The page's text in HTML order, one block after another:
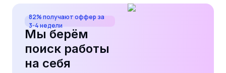
82% получают оффер за
3-4 недели
Мы берём
поиск работы
на себя